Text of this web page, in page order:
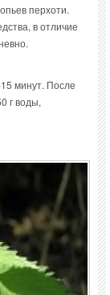
перхоти.
в отличие
минут. После
г воды,